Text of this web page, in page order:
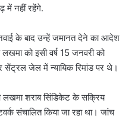
में नहीं रहेंगे.
के बाद उन्हें जमानत देने का आदेश
लखमा को इसी वर्ष 15 जनवरी को
सेंट्रल जेल में न्यायिक रिमांड पर थे।
लखमा शराब सिंडिकेट के सक्रिय
संचालित किया जा रहा था। जांच